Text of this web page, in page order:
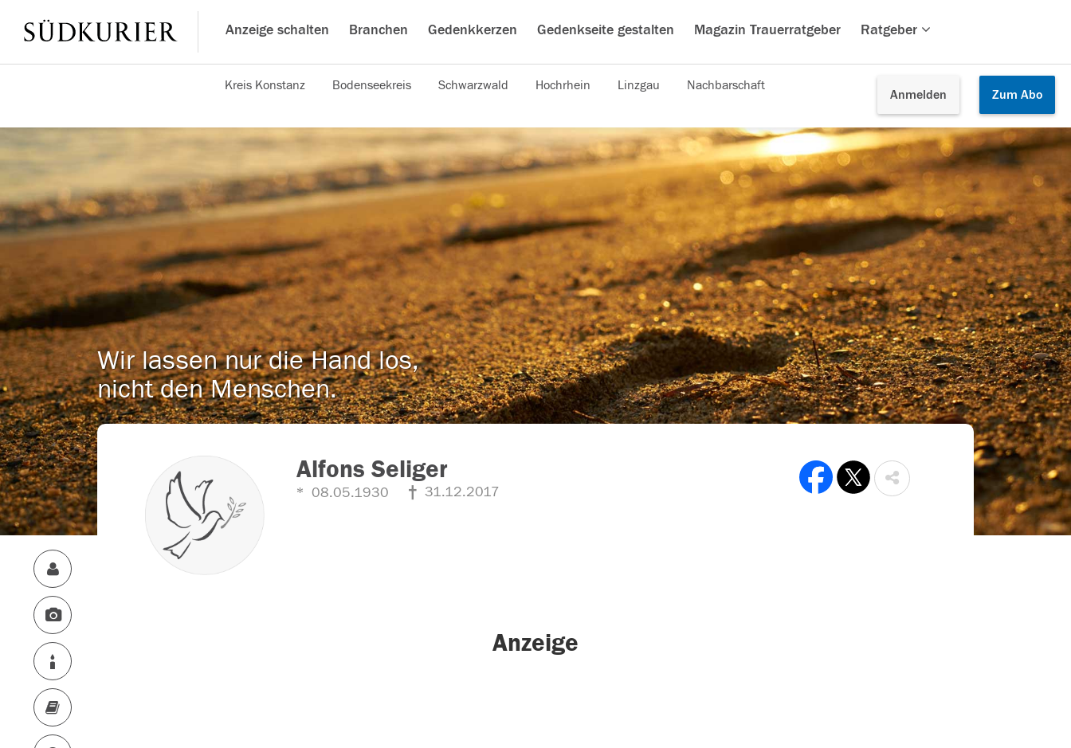
Anzeige schalten Branchen Gedenkkerzen Gedenkseite gestalten Magazin Trauerratgeber Ratgeber
Anmelden Zum Abo
Kreis Konstanz Bodenseekreis Schwarzwald Hochrhein Linzgau Nachbarschaft
Wir lassen nur die Hand los,
nicht den Menschen.
Alfons Seliger
08.05.1930 31.12.2017
Anzeige